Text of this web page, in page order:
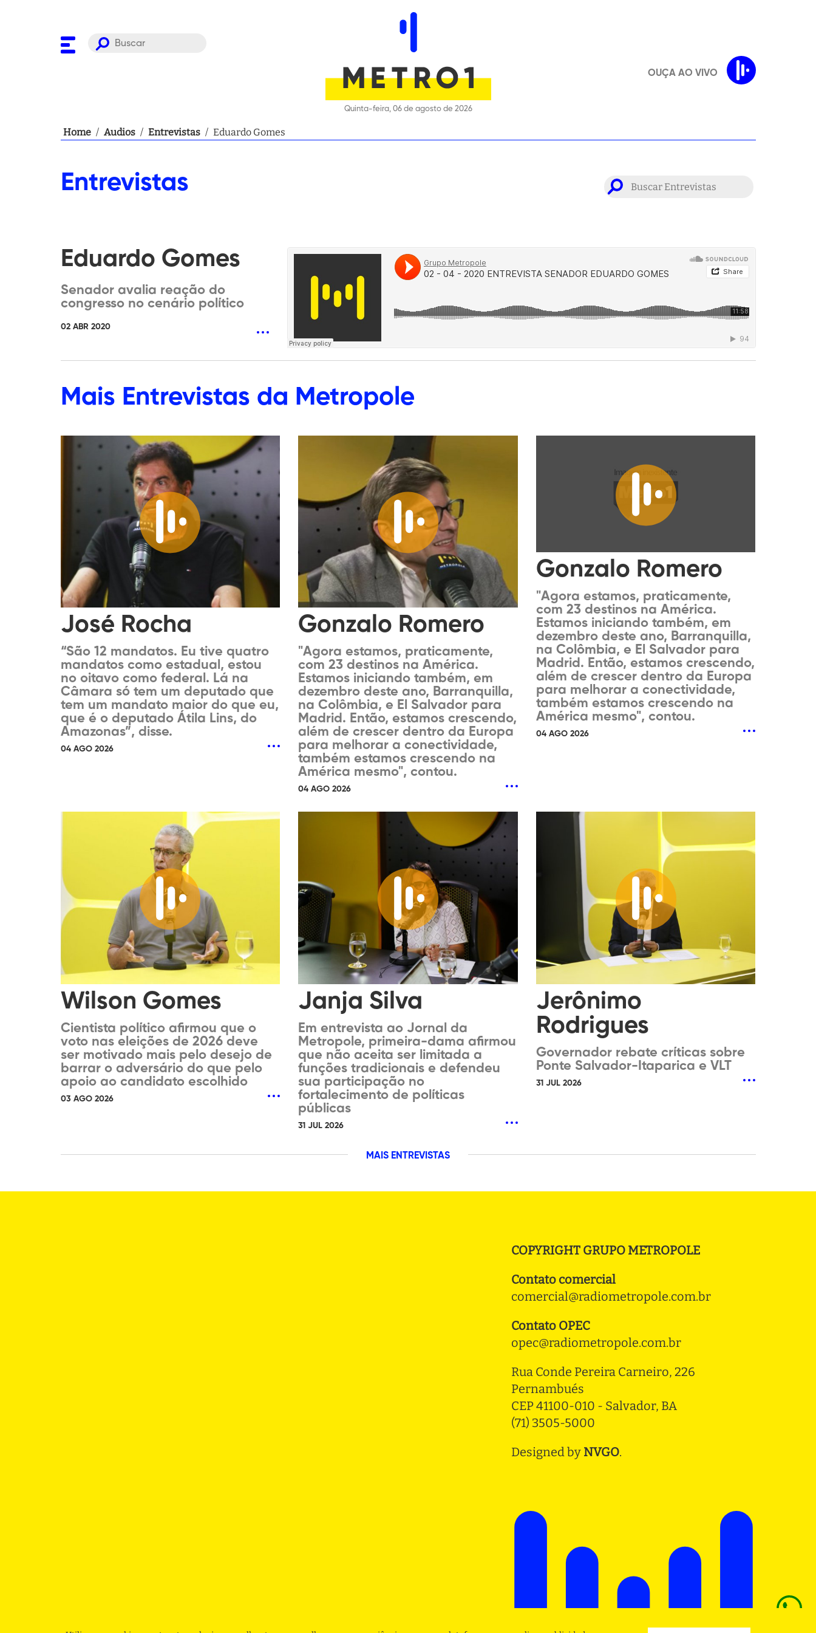
Quinta-feira, 06 de agosto de 2026
OUÇA AO VIVO
Home / Audios / Entrevistas / Eduardo Gomes
Entrevistas
Eduardo Gomes
Senador avalia reação do
congresso no cenário político
02 ABR 2020
Mais Entrevistas da Metropole
José Rocha
“São 12 mandatos. Eu tive quatro
mandatos como estadual, estou
no oitavo como federal. Lá na
Câmara só tem um deputado que
tem um mandato maior do que eu,
que é o deputado Átila Lins, do
Amazonas”, disse.
04 AGO 2026
Gonzalo Romero
"Agora estamos, praticamente,
com 23 destinos na América.
Estamos iniciando também, em
dezembro deste ano, Barranquilla,
na Colômbia, e El Salvador para
Madrid. Então, estamos crescendo,
além de crescer dentro da Europa
para melhorar a conectividade,
também estamos crescendo na
América mesmo", contou.
04 AGO 2026
Gonzalo Romero
"Agora estamos, praticamente,
com 23 destinos na América.
Estamos iniciando também, em
dezembro deste ano, Barranquilla,
na Colômbia, e El Salvador para
Madrid. Então, estamos crescendo,
além de crescer dentro da Europa
para melhorar a conectividade,
também estamos crescendo na
América mesmo", contou.
04 AGO 2026
Wilson Gomes
Cientista político afirmou que o
voto nas eleições de 2026 deve
ser motivado mais pelo desejo de
barrar o adversário do que pelo
apoio ao candidato escolhido
03 AGO 2026
Janja Silva
Em entrevista ao Jornal da
Metropole, primeira-dama afirmou
que não aceita ser limitada a
funções tradicionais e defendeu
sua participação no
fortalecimento de políticas
públicas
31 JUL 2026
Jerônimo
Rodrigues
Governador rebate críticas sobre
Ponte Salvador-Itaparica e VLT
31 JUL 2026
MAIS ENTREVISTAS
COPYRIGHT GRUPO METROPOLE
Contato comercial
comercial@radiometropole.com.br
Contato OPEC
opec@radiometropole.com.br
Rua Conde Pereira Carneiro, 226
Pernambués
CEP 41100-010 - Salvador, BA
(71) 3505-5000
Designed by NVGO.